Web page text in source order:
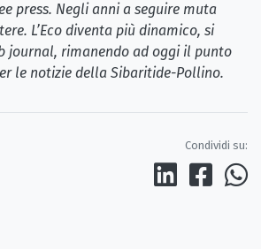
press. Negli anni a seguire muta
L’Eco diventa più dinamico, si
journal, rimanendo ad oggi il punto
le notizie della Sibaritide-Pollino.
Condividi su: